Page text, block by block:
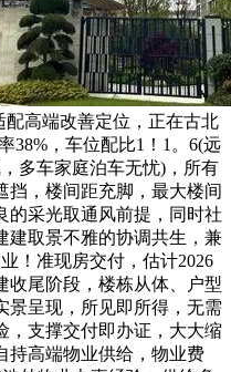
配高端改善定位，正在古北
38%，车位配比1！1。6(远
多车家庭泊车无忧)，所有
挡，楼间距充脚，最大楼间
的采光取通风前提，同时社
建取景不雅的协调共生，兼
！准现房交付，估计2026
收尾阶段，楼栋从体、户型
景呈现，所见即所得，无需
，支撑交付即办证，大大缩
持高端物业供给，物业费